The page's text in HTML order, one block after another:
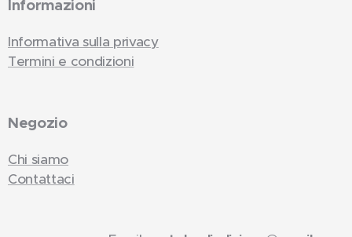
Informazioni
Informativa sulla privacy
Termini e condizioni
Negozio
Chi siamo
Contattaci